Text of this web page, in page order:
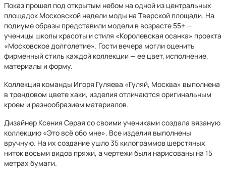
Показ прошел под открытым небом на одной из центральных
площадок Московской недели моды на Тверской площади. На
подиуме образы представили модели в возрасте 55+ —
ученицы школы красоты и стиля «Королевская осанка» проекта
«Московское долголетие». Гости вечера могли оценить
фирменный стиль каждой коллекции — ее цвет, исполнение,
материалы и форму.
Коллекция команды Игоря Гуляева «Гуляй, Москва» выполнена
в трендовом цвете хаки, изделия отличаются оригинальным
кроем и разнообразием материалов.
Дизайнер Ксения Серая со своими учениками создала вязаную
коллекцию «Это всё обо мне». Все изделия выполнены
вручную. На их создание ушло 35 килограммов шерстяных
ниток восьми видов пряжи, а чертежи были нарисованы на 15
метрах бумаги.